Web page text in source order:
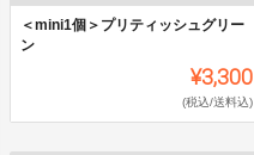
＜mini1個＞プリティッシュグリー
ン
¥3,300
(税込/送料込)